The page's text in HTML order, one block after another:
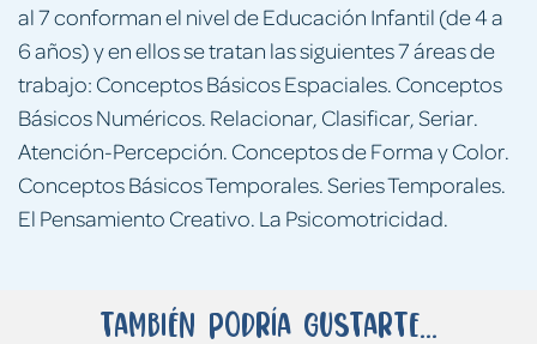
al 7 conforman el nivel de Educación Infantil (de 4 a
6 años) y en ellos se tratan las siguientes 7 áreas de
trabajo: Conceptos Básicos Espaciales. Conceptos
Básicos Numéricos. Relacionar, Clasificar, Seriar.
Atención-Percepción. Conceptos de Forma y Color.
Conceptos Básicos Temporales. Series Temporales.
El Pensamiento Creativo. La Psicomotricidad.
También podría gustarte...